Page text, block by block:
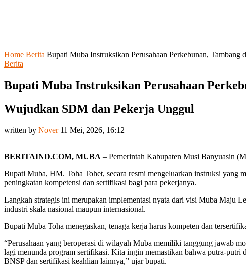
Home Berita Bupati Muba Instruksikan Perusahaan Perkebunan, Tambang
Berita
Bupati Muba Instruksikan Perusahaan
Wujudkan SDM dan Pekerja Unggul
written by Nover 11 Mei, 2026, 16:12
BERITAIND.COM, MUBA – Pemerintah Kabupaten Musi Banyuasin
Bupati Muba, HM. Toha Tohet, secara resmi mengeluarkan instruksi yang
peningkatan kompetensi dan sertifikasi bagi para pekerjanya.
Langkah strategis ini merupakan implementasi nyata dari visi Muba Maju
industri skala nasional maupun internasional.
Bupati Muba Toha menegaskan, tenaga kerja harus kompeten dan
“Perusahaan yang beroperasi di wilayah Muba memiliki tanggung jawab
lagi menunda program sertifikasi. Kita ingin memastikan bahwa putra-putri
BNSP dan sertifikasi keahlian lainnya,” ujar bupati.